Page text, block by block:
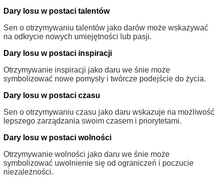
Dary losu w postaci talentów
Sen o otrzymywaniu talentów jako darów może wskazywać
na odkrycie nowych umiejętności lub pasji.
Dary losu w postaci inspiracji
Otrzymywanie inspiracji jako daru we śnie może
symbolizować nowe pomysły i twórcze podejście do życia.
Dary losu w postaci czasu
Sen o otrzymywaniu czasu jako daru wskazuje na możliwość
lepszego zarządzania swoim czasem i priorytetami.
Dary losu w postaci wolności
Otrzymywanie wolności jako daru we śnie może
symbolizować uwolnienie się od ograniczeń i poczucie
niezależności.